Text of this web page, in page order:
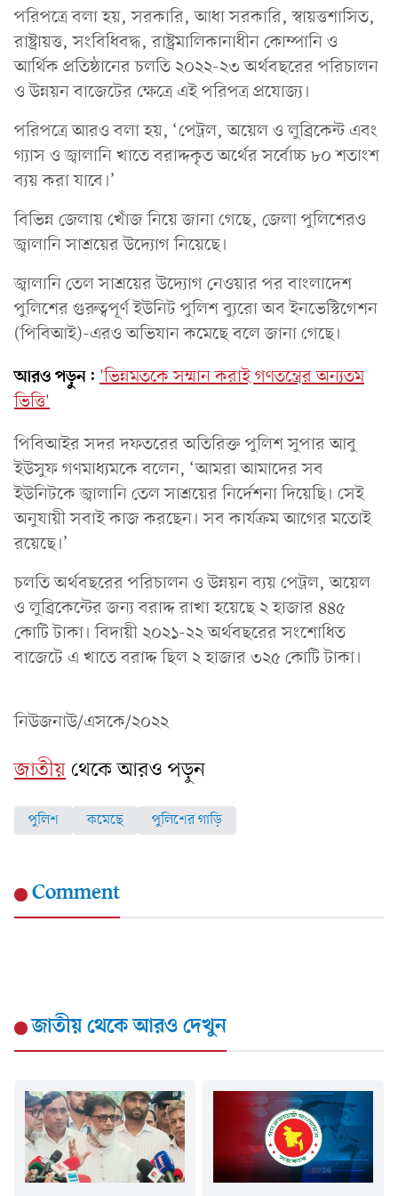
পরিপত্রে বলা হয়, সরকারি, আধা সরকারি, স্বায়ত্তশাসিত,
রাষ্ট্রায়ত্ত, সংবিধিবদ্ধ, রাষ্ট্রমালিকানাধীন কোম্পানি ও
আর্থিক প্রতিষ্ঠানের চলতি ২০২২-২৩ অর্থবছরের পরিচালন
ও উন্নয়ন বাজেটের ক্ষেত্রে এই পরিপত্র প্রযোজ্য।
পরিপত্রে আরও বলা হয়, ‘পেট্রল, অয়েল ও লুব্রিকেন্ট এবং
গ্যাস ও জ্বালানি খাতে বরাদ্দকৃত অর্থের সর্বোচ্চ ৮০ শতাংশ
ব্যয় করা যাবে।’
বিভিন্ন জেলায় খোঁজ নিয়ে জানা গেছে, জেলা পুলিশেরও
জ্বালানি সাশ্রয়ের উদ্যোগ নিয়েছে।
জ্বালানি তেল সাশ্রয়ের উদ্যোগ নেওয়ার পর বাংলাদেশ
পুলিশের গুরুত্বপূর্ণ ইউনিট পুলিশ ব্যুরো অব ইনভেস্টিগেশন
(পিবিআই)-এরও অভিযান কমেছে বলে জানা গেছে।
আরও পড়ুন: 'ভিন্নমতকে সম্মান করাই গণতন্ত্রের অন্যতম
ভিত্তি'
পিবিআইর সদর দফতরের অতিরিক্ত পুলিশ সুপার আবু
ইউসুফ গণমাধ্যমকে বলেন, ‘আমরা আমাদের সব
ইউনিটকে জ্বালানি তেল সাশ্রয়ের নির্দেশনা দিয়েছি। সেই
অনুযায়ী সবাই কাজ করছেন। সব কার্যক্রম আগের মতোই
রয়েছে।’
চলতি অর্থবছরের পরিচালন ও উন্নয়ন ব্যয় পেট্রল, অয়েল
ও লুব্রিকেন্টের জন্য বরাদ্দ রাখা হয়েছে ২ হাজার ৪৪৫
কোটি টাকা। বিদায়ী ২০২১-২২ অর্থবছরের সংশোধিত
বাজেটে এ খাতে বরাদ্দ ছিল ২ হাজার ৩২৫ কোটি টাকা।
নিউজনাউ/এসকে/২০২২
জাতীয়থেকে আরও পড়ুন
পুলিশ কমেছে পুলিশের গাড়ি
Comment
জাতীয়থেকে আরও দেখুন